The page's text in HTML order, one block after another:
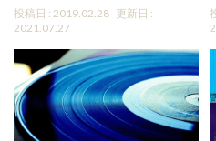
投稿日 : 2019.02.28 更新日 :
2021.07.27